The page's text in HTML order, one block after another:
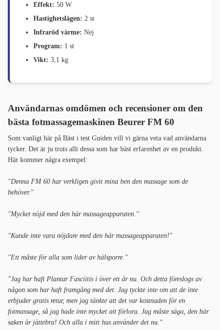
Effekt: 50 W
Hastighetslägen: 2 st
Infraröd värme: Nej
Program: 1 st
Vikt: 3,1 kg
Användarnas omdömen och recensioner om den
bästa fotmassagemaskinen Beurer FM 60
Som vanligt här på Bäst i test Guiden vill vi gärna veta vad användarna
tycker. Det är ju trots allt dessa som har bäst erfarenhet av en produkt.
Här kommer några exempel:
"Denna FM 60 har verkligen givit mina ben den massage som de
behöver."
"Mycket nöjd med den här massageapparaten."
"Kunde inte vara nöjdare med den här massageapparaten!"
"Ett måste för alla som lider av hälsporre."
"Jag har haft Plantar Fasciitis i över ett år nu. Och detta föreslogs av
någon som har haft framgång med det. Jag tyckte inte om att de inte
erbjuder gratis retur, men jag tänkte att det var kostnaden för en
fotmassage, så jag hade inte mycket att förlora. Jag måste säga, den här
saken är jättebra! Och alla i mitt hus använder det nu."